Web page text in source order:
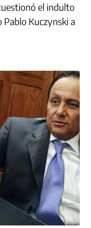
el indulto
Kuczynski a